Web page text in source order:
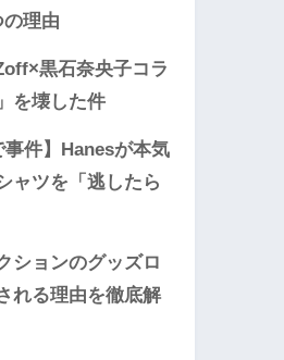
理由
黒石奈央子コラ
を壊した件
事件】Hanesが本気
ャツを「逃したら
ションのグッズロ
れる理由を徹底解